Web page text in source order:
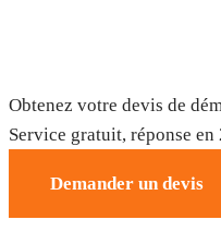
Obtenez votre devis de
Service gratuit, réponse en
Demander un devis